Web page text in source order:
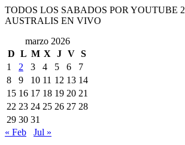
TODOS LOS SABADOS POR YOUTUBE
AUSTRALIS EN VIVO
marzo 2026
D L M X J V S
1
2 3 4 5 6
7
8
9 10 11 12 13 14
15 16 17 18 19 20 21
22 23 24 25 26 27 28
29 30 31
« Feb
Jul »